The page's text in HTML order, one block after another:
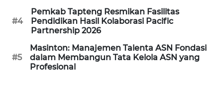
#4
Pemkab Tapteng Resmikan Fasilitas
Pendidikan Hasil Kolaborasi Pacific
Partnership 2026
#5
Masinton: Manajemen Talenta ASN Fondasi
dalam Membangun Tata Kelola ASN yang
Profesional
WN
NATUNA
WN
BINTAN